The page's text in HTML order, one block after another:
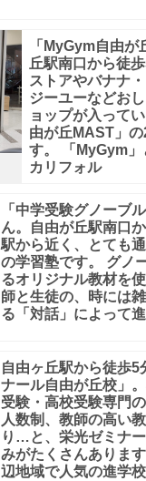
「MyGym自由
丘駅南口から徒
ストアやバナナ
ジーユーなどお
ョップが入って
由が丘MAST」
す。 「MyGym」
カリフォル
「中学受験グノーブ
ん。自由が丘駅南口
駅から近く、とても
の学習塾です。 グノ
るオリジナル教材を
師と生徒の、時には
る「対話」によって
自由ヶ丘駅から徒歩5
ナール自由が丘校」
受験・高校受験専門
人数制、教師の高い
り…と、栄光ゼミナ
みがたくさんありま
辺地域で人気の進学